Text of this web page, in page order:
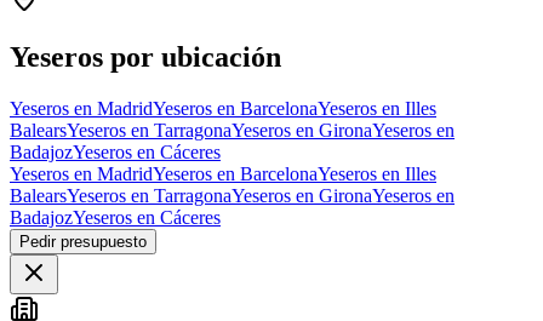
−
Yeseros por ubicación
Yeseros en MadridYeseros en BarcelonaYeseros en Illes
BalearsYeseros en TarragonaYeseros en GironaYeseros en
BadajozYeseros en Cáceres
Yeseros en MadridYeseros en BarcelonaYeseros en Illes
BalearsYeseros en TarragonaYeseros en GironaYeseros en
BadajozYeseros en Cáceres
Pedir presupuesto